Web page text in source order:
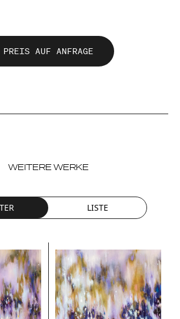
PREIS AUF ANFRAGE
WEITERE WERKE
LISTE